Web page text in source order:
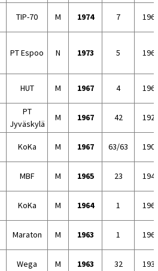
TIP-70 M 1974 7
PT Espoo N 1973 5
HUT M 1967 4
PT
Jyväskylä
M 1967 42
KoKa M 1967 63/63
MBF M 1965 23
KoKa M 1964 1
Maraton M 1963 1
Wega M 1963 32